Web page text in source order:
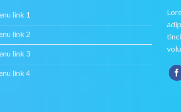
link 1
link 2
link 3
link 4